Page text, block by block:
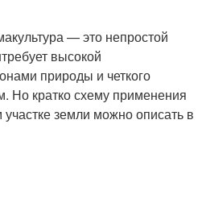
— это непростой
требует высокой
природы и четкого
. Но кратко схему применения
земли можно описать в